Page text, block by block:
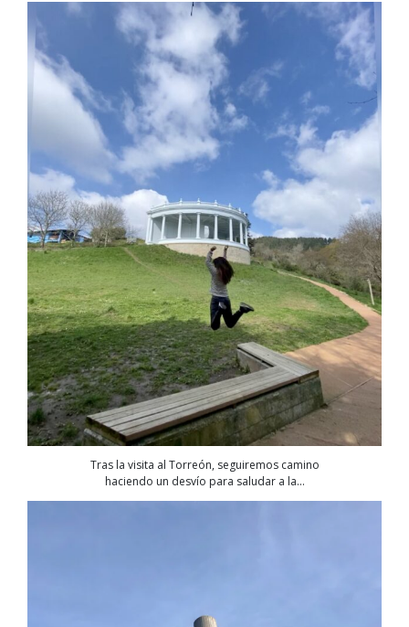
Tras la visita al Torreón, seguiremos camino
haciendo un desvío para saludar a la…